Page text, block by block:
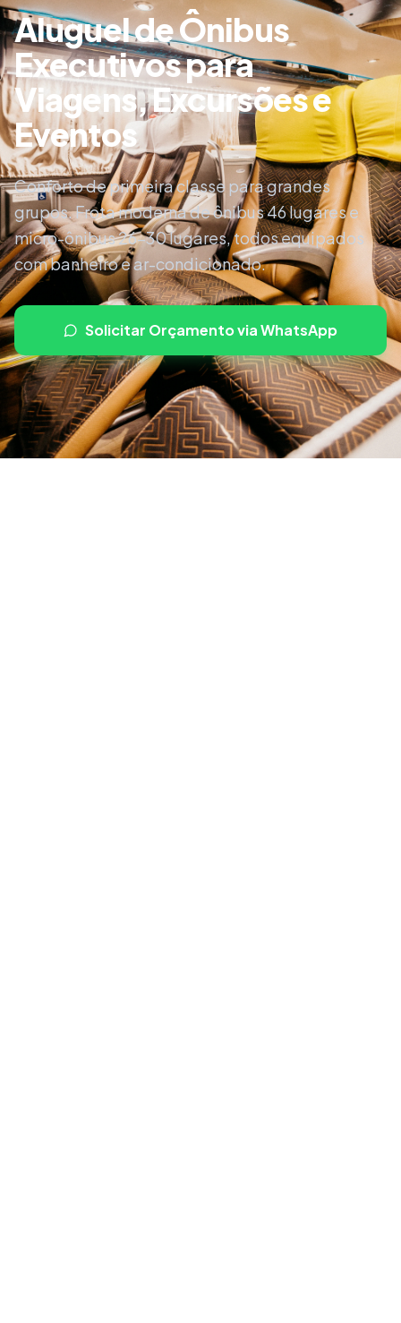
Aluguel de Ônibus
Executivos para
Viagens, Excursões e
Eventos
Conforto de primeira classe para grandes
grupos. Frota moderna de ônibus 46 lugares e
micro-ônibus 26-30 lugares, todos equipados
com banheiro e ar-condicionado.
Solicitar Orçamento via WhatsApp